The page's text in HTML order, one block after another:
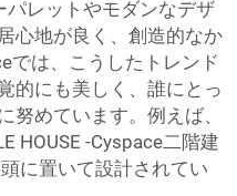
レットやモダンなデザ
心地が良く、創造的なか
では、こうしたトレンド
的にも美しく、誰にとっ
努めています。例えば、
HOUSE -Cyspace二階建
に置いて設計されてい